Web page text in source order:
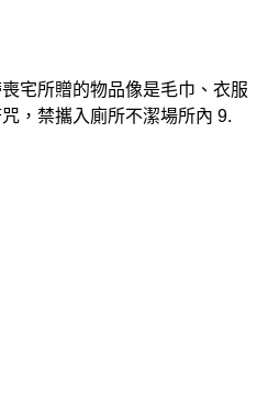
宅所贈的物品像是毛巾、衣服
，禁攜入廁所不潔場所內 9.